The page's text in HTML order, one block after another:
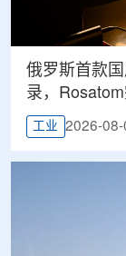
俄罗斯首款
录，
工业 2026-08-